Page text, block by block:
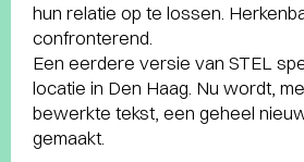
hun relatie op te lossen.
confronterend.
Een eerdere versie van STEL
locatie in Den Haag. Nu wordt,
bewerkte tekst, een geheel
gemaakt.